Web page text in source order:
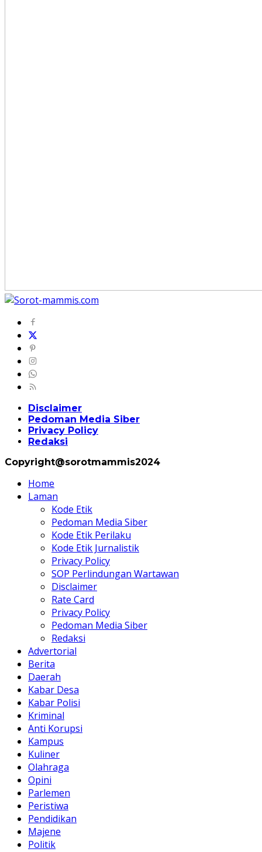
Disclaimer
Pedoman Media Siber
Privacy Policy
Redaksi
Copyright@sorotmammis2024
Home
Laman
Kode Etik
Pedoman Media Siber
Kode Etik Perilaku
Kode Etik Jurnalistik
Privacy Policy
SOP Perlindungan Wartawan
Disclaimer
Rate Card
Privacy Policy
Pedoman Media Siber
Redaksi
Advertorial
Berita
Daerah
Kabar Desa
Kabar Polisi
Kriminal
Anti Korupsi
Kampus
Kuliner
Olahraga
Opini
Parlemen
Peristiwa
Pendidikan
Majene
Politik